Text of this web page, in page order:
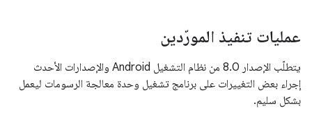
عمليات تنفيذ المورّدين
يتطلّب الإصدار 8.0 من نظام التشغيل Android والإصدارات الأحدث
إجراء بعض التغييرات على برنامج تشغيل وحدة معالجة الرسومات ليعمل
بشكل سليم.